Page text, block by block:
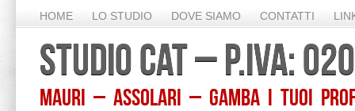
HOME LO STUDIO DOVE SIAMO CONTATTI
STUDIO CAT – P.IVA:
Mauri – Assolari – Gamba I TUOI